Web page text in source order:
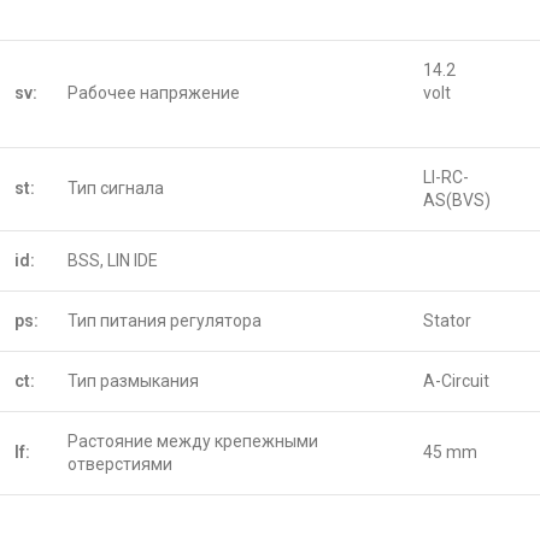
sv: Рабочее напряжение
14.2
volt
st: Тип сигнала
LI-RC-
AS(BVS)
id: BSS, LIN IDE
ps: Тип питания регулятора Stator
ct: Тип размыкания A-Circuit
lf:
Растояние между крепежными
отверстиями
45 mm